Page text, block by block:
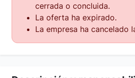
cerrada o concluida.
La oferta ha expirado.
La empresa ha cancelado